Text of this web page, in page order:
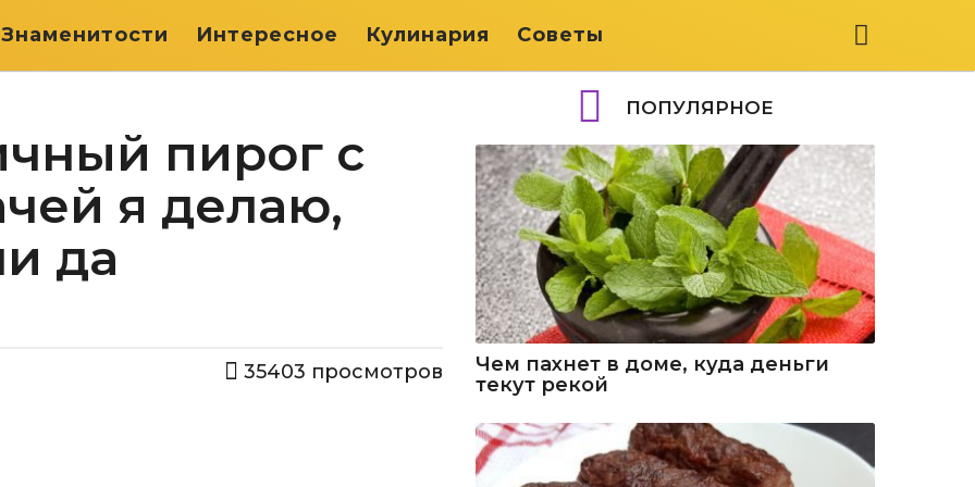
Знаменитости Интересное Кулинария Советы
пирог с
я делаю,
да
35403 просмотров
ПОПУЛЯРНОЕ
Чем пахнет в доме, куда деньги
текут рекой